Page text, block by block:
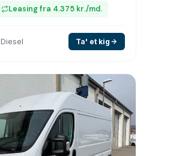
Leasing fra 4.375 kr./md.
Diesel Ta' et kig